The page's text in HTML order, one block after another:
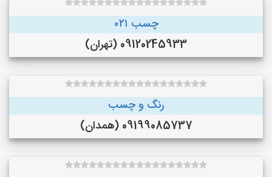
چسب ۰۲۱
09120245933 (تهران)
رنگ و چسب
09199085737 (همدان)